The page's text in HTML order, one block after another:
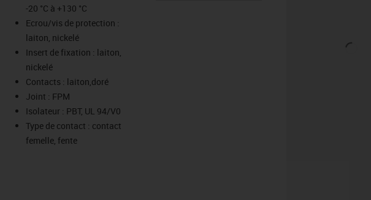
icon-arrow-right
-20 °C à +130 °C
Ecrou/vis de protection :
laiton, nickelé
Insert de fixation : laiton,
nickelé
Contacts : laiton,doré
Joint : FPM
Isolateur : PBT, UL 94/V0
Type de contact : contact
femelle, fente